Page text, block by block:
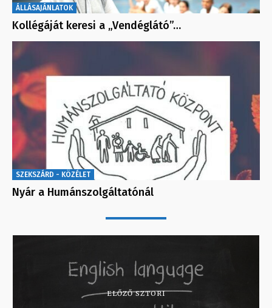
ÁLLÁSAJÁNLATOK
Kollégáját keresi a „Vendéglátó”…
SZEKSZÁRD - KÖZÉLET
Nyár a Humánszolgáltatónál
ELŐZŐ SZTORI